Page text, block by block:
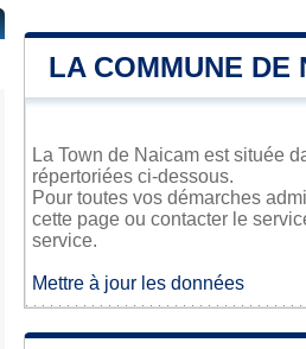
LA COMMUNE DE
La Town de Naicam est située
répertoriées ci-dessous.
Pour toutes vos démarches
cette page ou contacter le
service.
Mettre à jour les données